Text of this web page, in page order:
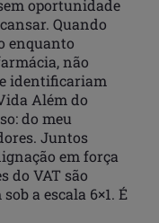
oportunidade
Quando
enquanto
não
identificariam
Além do
do meu
Juntos
em força
do VAT são
a escala 6×1. É